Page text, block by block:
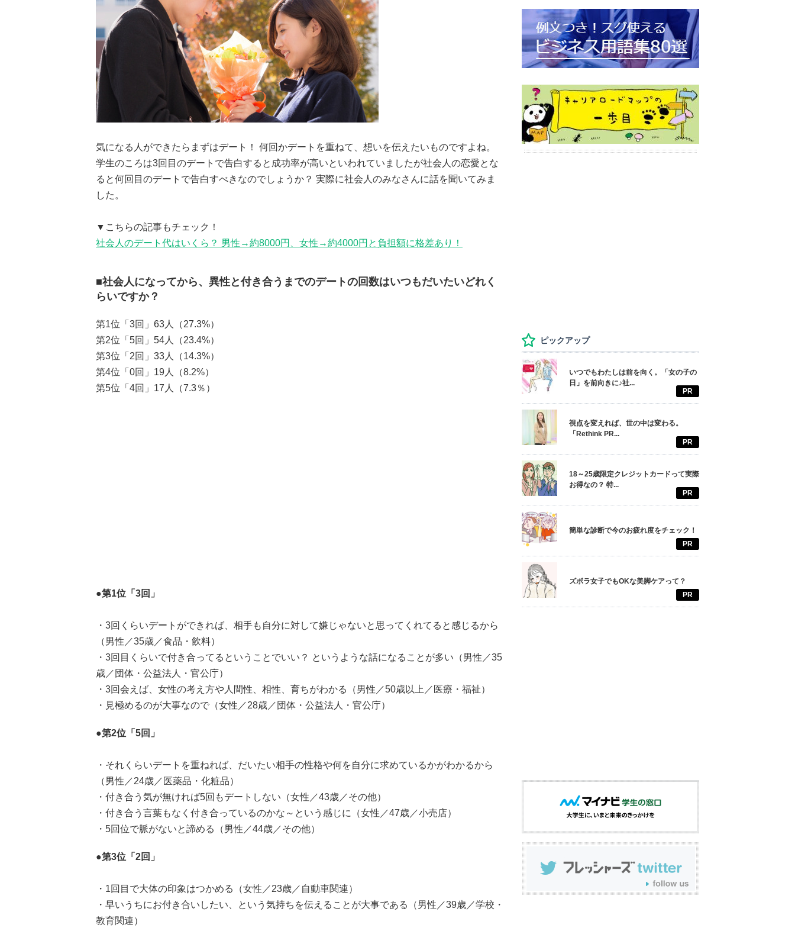
気になる人ができたらまずはデート！ 何回かデートを重ねて、想いを伝えたいものですよね。
学生のころは3回目のデートで告白すると成功率が高いといわれていましたが社会人の恋愛とな
ると何回目のデートで告白すべきなのでしょうか？ 実際に社会人のみなさんに話を聞いてみま
した。
▼こちらの記事もチェック！
社会人のデート代はいくら？ 男性→約8000円、女性→約4000円と負担額に格差あり！
■社会人になってから、異性と付き合うまでのデートの回数はいつもだいたいどれく
らいですか？
第1位「3回」63人（27.3%）
第2位「5回」54人（23.4%）
第3位「2回」33人（14.3%）
第4位「0回」19人（8.2%）
第5位「4回」17人（7.3％）
●第1位「3回」
・3回くらいデートができれば、相手も自分に対して嫌じゃないと思ってくれてると感じるから
（男性／35歳／食品・飲料）
・3回目くらいで付き合ってるということでいい？ というような話になることが多い（男性／35
歳／団体・公益法人・官公庁）
・3回会えば、女性の考え方や人間性、相性、育ちがわかる（男性／50歳以上／医療・福祉）
・見極めるのが大事なので（女性／28歳／団体・公益法人・官公庁）
●第2位「5回」
・それくらいデートを重ねれば、だいたい相手の性格や何を自分に求めているかがわかるから
（男性／24歳／医薬品・化粧品）
・付き合う気が無ければ5回もデートしない（女性／43歳／その他）
・付き合う言葉もなく付き合っているのかな～という感じに（女性／47歳／小売店）
・5回位で脈がないと諦める（男性／44歳／その他）
●第3位「2回」
・1回目で大体の印象はつかめる（女性／23歳／自動車関連）
・早いうちにお付き合いしたい、という気持ちを伝えることが大事である（男性／39歳／学校・
教育関連）
ピックアップ
いつでもわたしは前を向く。「女の子の
日」を前向きに♪社...
PR
視点を変えれば、世の中は変わる。
「Rethink PR...
PR
18～25歳限定クレジットカードって実際
お得なの？ 特...
PR
簡単な診断で今のお疲れ度をチェック！
PR
ズボラ女子でもOKな美脚ケアって？
PR